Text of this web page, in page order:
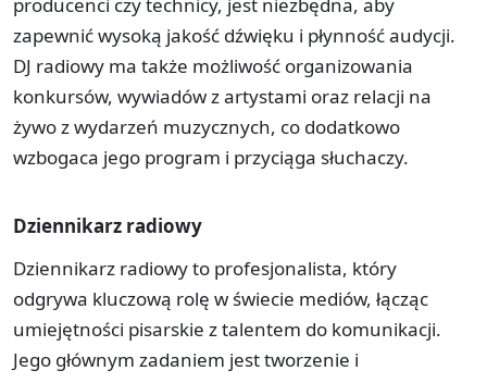
zapewnić wysoką jakość dźwięku i płynność audycji.
DJ radiowy ma także możliwość organizowania
konkursów, wywiadów z artystami oraz relacji na
żywo z wydarzeń muzycznych, co dodatkowo
wzbogaca jego program i przyciąga słuchaczy.
Dziennikarz radiowy
Dziennikarz radiowy to profesjonalista, który
odgrywa kluczową rolę w świecie mediów, łącząc
umiejętności pisarskie z talentem do komunikacji.
Jego głównym zadaniem jest tworzenie i